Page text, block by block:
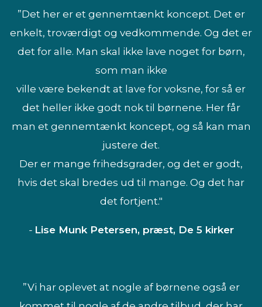
”Det her er et gennemtænkt koncept. Det er
enkelt, troværdigt og vedkommende. Og det er
det for alle. Man skal ikke lave noget for børn,
som man ikke
ville være bekendt at lave for voksne, for så er
det heller ikke godt nok til børnene. Her får
man et gennemtænkt koncept, og så kan man
justere det.
Der er mange frihedsgrader, og det er godt,
hvis det skal bredes ud til mange. Og det har
det fortjent."
-Lise Munk Petersen, præst, De 5 kirker
”Vi har oplevet at nogle af børnene også er